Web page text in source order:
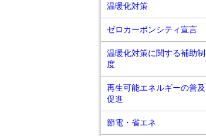
温暖化対策
ゼロカーボンシティ宣言
温暖化対策に関する補助制
度
再生可能エネルギーの普及
促進
節電・省エネ